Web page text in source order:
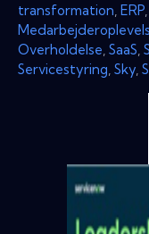
transformation ERP
Overholdelse SaaS
Servicestyring Sky